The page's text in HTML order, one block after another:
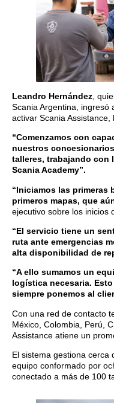
Leandro Hernández ,
Scania Argentina, ingresó
activar Scania Assistance,
“Comenzamos con
nuestros
talleres, trabajando con
Scania Academy”.
“Iniciamos las primeras
primeros mapas, que
ejecutivo sobre los inicios
“El servicio tiene un
ruta ante emergencias
alta disponibilidad de
“A ello sumamos un
logística necesaria.
siempre ponemos al
Con una red de contacto
México, Colombia, Perú,
Assistance atiene un
El sistema gestiona cerca
equipo conformado por
conectado a más de 100